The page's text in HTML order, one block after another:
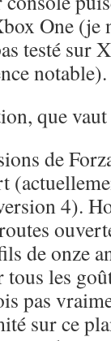
One (je
testé sur
notable).
que
de
4).
de onze
les
pas
sur ce